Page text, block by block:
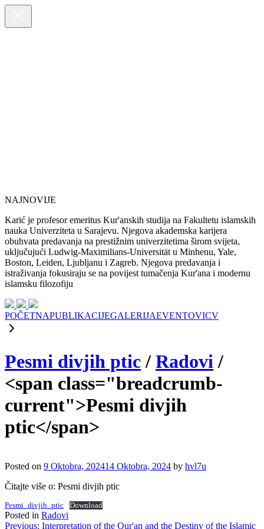
NAJNOVIJE
Karić je profesor emeritus Kur'anskih studija na Fakultetu islamskih
nauka Univerziteta u Sarajevu. Njegova akademska karijera
obuhvata predavanja na prestižnim univerzitetima širom svijeta,
uključujući Ludwig-Maximilians-Universität u Minhenu, Yale,
Boston, Leiden, Ljubljanu i Zagreb. Njegova predavanja i
istraživanja fokusiraju se na povijest tumačenja Kur'ana i modernu
islamsku filozofiju
POČETNAPUBLIKACIJEGALERIJAEVENTOVICV
Pesmi divjih ptic / Radovi /
<span class="breadcrumb-
current">Pesmi divjih
ptic</span>
Posted on 9 Oktobra, 202414 Oktobra, 2024 by hvl7u
Čitajte više o: Pesmi divjih ptic
Pesmi_divjih_ptic Download
Posted in Radovi
Previous: Interpretation of the Qur'an and the Destiny of the Islamic